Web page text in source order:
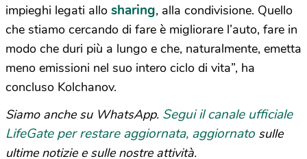
impieghi legati allo sharing, alla condivisione. Quello
che stiamo cercando di fare è migliorare l’auto, fare in
modo che duri più a lungo e che, naturalmente, emetta
meno emissioni nel suo intero ciclo di vita”, ha
concluso Kolchanov.
Siamo anche su WhatsApp. Segui il canale ufficiale
LifeGate per restare aggiornata, aggiornato sulle
ultime notizie e sulle nostre attività.